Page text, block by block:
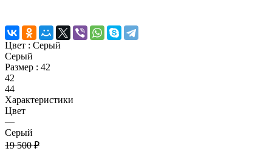
Цвет : Серый
Серый
Размер : 42
42
44
Характеристики
Цвет
—
Серый
19 500 ₽